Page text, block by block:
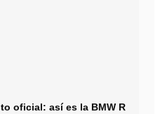
oficial: así es la BMW R